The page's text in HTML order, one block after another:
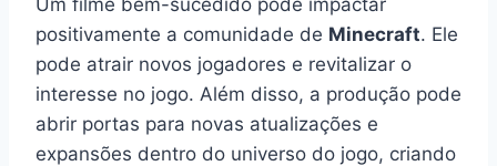
positivamente a comunidade de Minecraft. Ele
pode atrair novos jogadores e revitalizar o
interesse no jogo. Além disso, a produção pode
abrir portas para novas atualizações e
expansões dentro do universo do jogo, criando